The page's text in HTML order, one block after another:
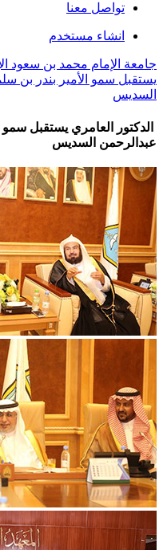
تواصل معنا
انشاء مستخدم
جامعة الإمام محمد بن سعود
يستقبل سمو الأمير بندر بن
السديس
الدكتور العامري يستقبل
عبدالرحمن السديس